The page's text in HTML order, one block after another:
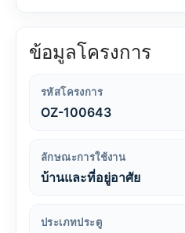
ข้อมูลโครงการ
รหัสโครงการ
OZ-100643
ลักษณะการใช้งาน
บ้านและที่อยู่อาศัย
ประเภทประตู